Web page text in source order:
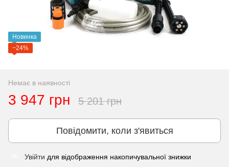
Новинка
−24%
Немає в наявності
3 947 грн 5 201 грн
Повідомити, коли з'явиться
Увійти для відображення накопичувальної знижки